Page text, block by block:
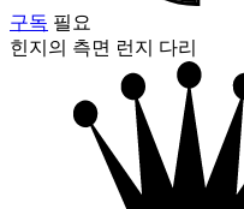
구독 필요
힌지의 측면 런지 다리